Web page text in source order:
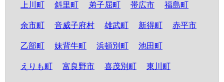
上川町 斜里町 弟子屈町 帯広市 福島町
余市町 音威子府村 雄武町 新得町 赤平市
乙部町 妹背牛町 浜頓別町 池田町
えりも町 富良野市 喜茂別町 東川町